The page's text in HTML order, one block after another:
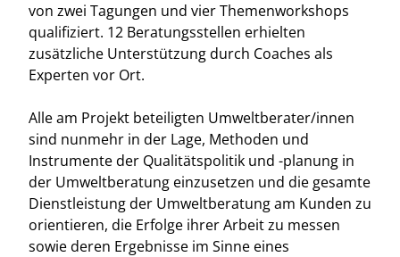
von zwei Tagungen und vier Themenworkshops
qualifiziert. 12 Beratungsstellen erhielten
zusätzliche Unterstützung durch Coaches als
Experten vor Ort.
Alle am Projekt beteiligten Umweltberater/innen
sind nunmehr in der Lage, Methoden und
Instrumente der Qualitätspolitik und -planung in
der Umweltberatung einzusetzen und die gesamte
Dienstleistung der Umweltberatung am Kunden zu
orientieren, die Erfolge ihrer Arbeit zu messen
sowie deren Ergebnisse im Sinne eines